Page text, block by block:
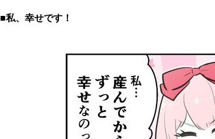
■私、幸せです！